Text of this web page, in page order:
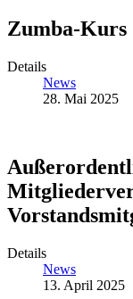
Zumba-Kurs
Details
News
28. Mai 2025
Details
News
13. April 2025